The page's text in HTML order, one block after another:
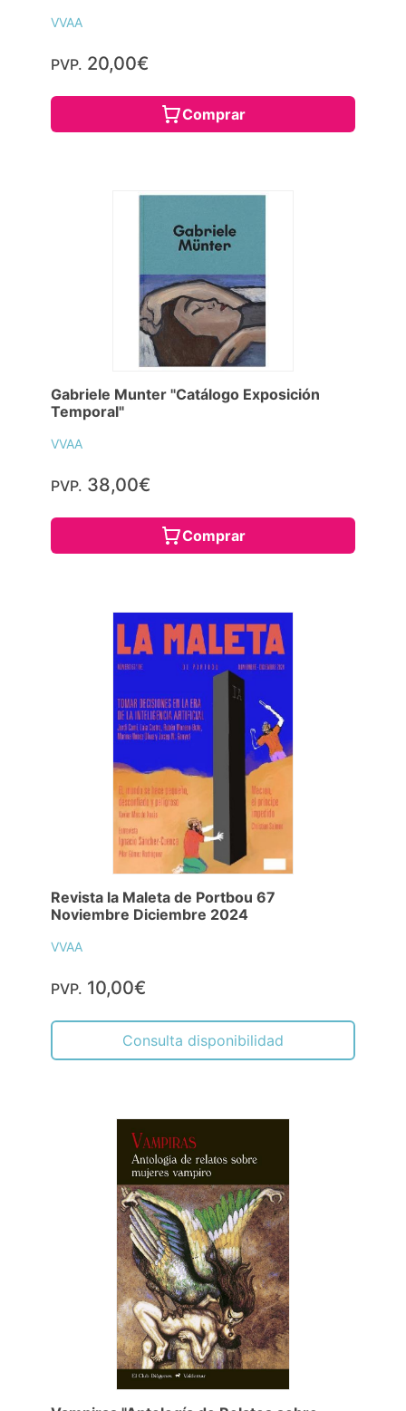
VVAA
PVP. 20,00€
Comprar
Gabriele Munter "Catálogo Exposición
Temporal"
VVAA
PVP. 38,00€
Comprar
Revista la Maleta de Portbou 67
Noviembre Diciembre 2024
VVAA
PVP. 10,00€
Consulta disponibilidad